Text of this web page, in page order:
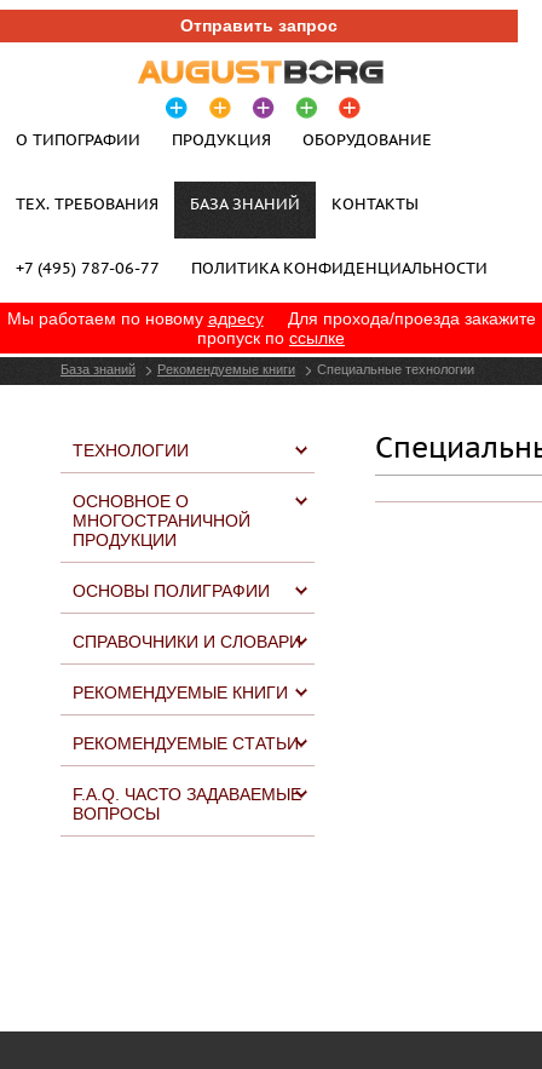
Отправить запрос
О ТИПОГРАФИИ ПРОДУКЦИЯ ОБОРУДОВАНИЕ
ТЕХ. ТРЕБОВАНИЯ БАЗА ЗНАНИЙ КОНТАКТЫ
+7 (495) 787-06-77 ПОЛИТИКА КОНФИДЕНЦИАЛЬНОСТИ
Мы работаем по новому адресу
Для прохода/проезда закажите
пропуск по ссылке
База знаний Рекомендуемые книги Специальные технологии
ТЕХНОЛОГИИ
ОСНОВНОЕ О
МНОГОСТРАНИЧНОЙ
ПРОДУКЦИИ
ОСНОВЫ ПОЛИГРАФИИ
СПРАВОЧНИКИ И СЛОВАРИ
РЕКОМЕНДУЕМЫЕ КНИГИ
РЕКОМЕНДУЕМЫЕ СТАТЬИ
F.A.Q. ЧАСТО ЗАДАВАЕМЫЕ
ВОПРОСЫ